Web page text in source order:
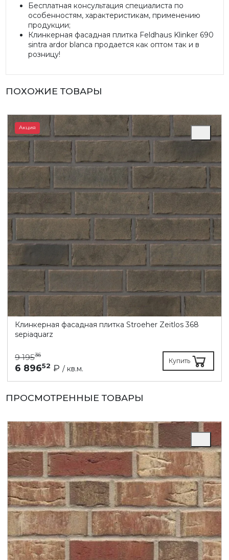
Бесплатная консультация специалиста по
особенностям, характеристикам, применению
продукции;
Клинкерная фасадная плитка Feldhaus Klinker 690
sintra ardor blanca продается как оптом так и в
розницу!
ПОХОЖИЕ ТОВАРЫ
Акция
Клинкерная фасадная плитка Stroeher Zeitlos 368
sepiaquarz
9 19536
6 89652 ₽ / кв.м.
Купить
ПРОСМОТРЕННЫЕ ТОВАРЫ